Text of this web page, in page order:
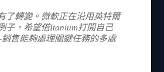
了轉變。微軟正在沿用英特爾
子，希望借Itanium打開自己
售能夠處理關鍵任務的多處